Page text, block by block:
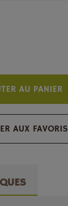
AU PANIER
AUX FAVORIS